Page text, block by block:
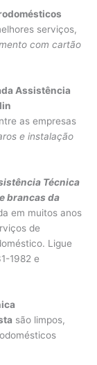
serviços,
com cartão
Assistência
as empresas
e instalação
Técnica
brancas da
em muitos anos
de
Ligue
1982 e
são limpos,